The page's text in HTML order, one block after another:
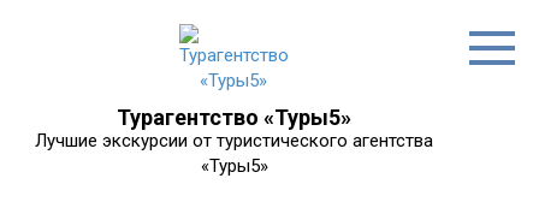
Турагентство «Туры5»
Лучшие экскурсии от туристического агентства
«Туры5»